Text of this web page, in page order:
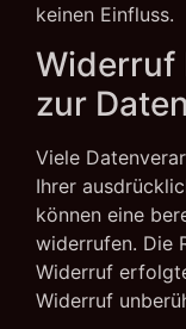
keinen Einfluss.
Widerruf
zur
Viele
Ihrer
können eine
widerrufen. Die
Widerruf
Widerruf